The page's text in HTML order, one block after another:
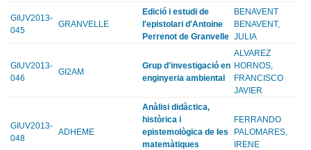
GIUV2013-
045
GRANVELLE
Edició i estudi de
l'epistolari d'Antoine
Perrenot de Granvelle
BENAVENT
BENAVENT,
JULIA
GIUV2013-
046
GI2AM
Grup d'investigació en
enginyeria ambiental
ALVAREZ
HORNOS,
FRANCISCO
JAVIER
GIUV2013-
048
ADHEME
Anàlisi didàctica,
històrica i
epistemològica de les
matemàtiques
FERRANDO
PALOMARES,
IRENE